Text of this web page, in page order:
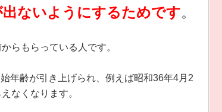
出ないようにするためです。
らもらっている人です。
年齢が引き上げられ、例えば昭和36年4月2
なくなります。